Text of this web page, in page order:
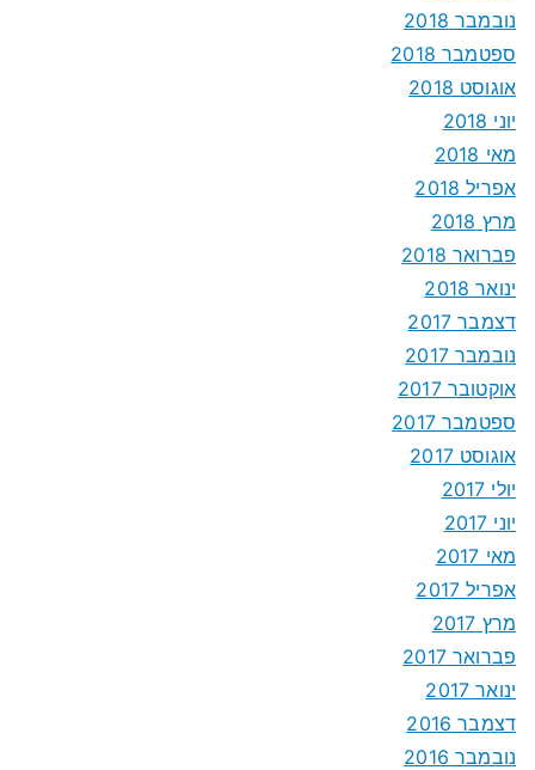
נובמבר 2018
ספטמבר 2018
אוגוסט 2018
יוני 2018
מאי 2018
אפריל 2018
מרץ 2018
פברואר 2018
ינואר 2018
דצמבר 2017
נובמבר 2017
אוקטובר 2017
ספטמבר 2017
אוגוסט 2017
יולי 2017
יוני 2017
מאי 2017
אפריל 2017
מרץ 2017
פברואר 2017
ינואר 2017
דצמבר 2016
נובמבר 2016